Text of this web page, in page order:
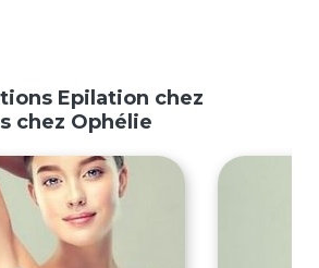
Epilation chez
chez Ophélie